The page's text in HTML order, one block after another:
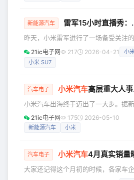
面再次被“黑”。 怎么回事呢？就是4月
抵达盐城东台服务区时，米粉和车主在
车外热情欢迎，却被断章取义造谣说“
人堵在车里维权”，自己非常生气。 该
新能源汽车 雷军15小时直播秀：1300公里只充一次电；遭一年网暴！
昨天，小米雷军进行了一场备受关注的
挑战：全程直播驾驶新一代小米SU7
Pro，从北京出发直达上海，最终以
钟，吸引超4500万网友在线围观。 从早
上 6:35 分开始直播，测试小米 SU7
Pro 从北京到上海的长途续航，满电出
发全程只充一次电。 20:30 分从 S2 沪
芦高速康桥收费站下高速，成功抵达上
21ic电子网 217 2026-04-21
小
小米 SU7
汽车电子 小米汽车高层重大人事调整！
小米汽车出海终于迈出了一大步。据新
浪科技等多家媒体报道，小米汽车近日
迎来重大人事调整，小米汽车副总裁、
米汽车的全球化布局正式启动。 近两年
争（内卷）的加剧，越来越多的国产新
21ic电子网 175 2026-05-10
新能源汽车 小米
汽车电子 小米汽车4月真实销量
大家还记得这个月初的时候，各家车